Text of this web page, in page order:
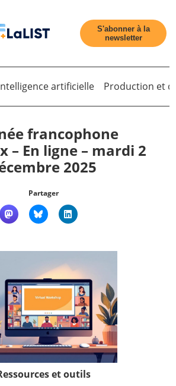
S'abonner à la
newsletter
artificielle Production et
francophone
– En ligne – mardi 2
2025
Partager
et outils